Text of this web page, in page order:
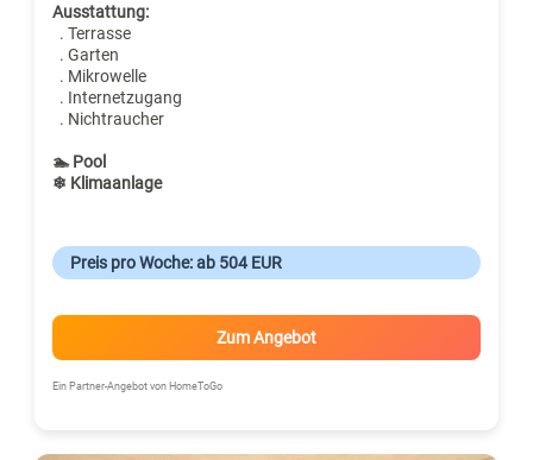
Ausstattung:
. Terrasse
. Garten
. Mikrowelle
. Internetzugang
. Nichtraucher
🏊 Pool
❄ Klimaanlage
Preis pro Woche: ab 504 EUR
Zum Angebot
Ein Partner-Angebot von HomeToGo